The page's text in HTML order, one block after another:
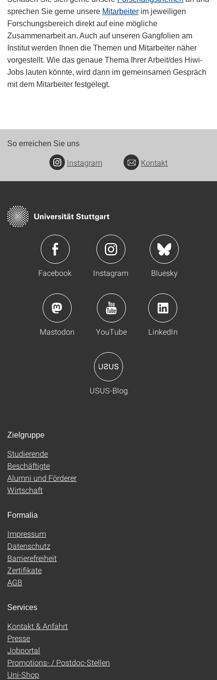
sprechen Sie gerne unsere Mitarbeiter im jeweiligen
Forschungsbereich direkt auf eine mögliche
Zusammenarbeit an. Auch auf unseren Gangfolien am
Institut werden Ihnen die Themen und Mitarbeiter näher
vorgestellt. Wie das genaue Thema Ihrer Arbeit/des Hiwi-
Jobs lauten könnte, wird dann im gemeinsamen Gespräch
mit dem Mitarbeiter festgelegt.
So erreichen Sie uns
Instagram Kontakt
Facebook Instagram Bluesky
Mastodon YouTube LinkedIn
USUS-Blog
Zielgruppe
Studierende
Beschäftigte
Alumni und Förderer
Wirtschaft
Formalia
Impressum
Datenschutz
Barrierefreiheit
Zertifikate
AGB
Services
Kontakt & Anfahrt
Presse
Jobportal
Promotions- / Postdoc-Stellen
Uni-Shop